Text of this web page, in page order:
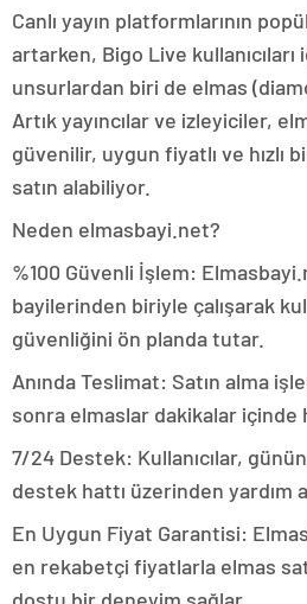
Canlı yayın platformlarının
artarken, Bigo Live
unsurlardan biri de elmas
Artık yayıncılar ve izleyiciler,
güvenilir, uygun fiyatlı ve hızlı
satın alabiliyor.
Neden elmasbayi.net?
%100 Güvenli İşlem:
bayilerinden biriyle çalışarak
güvenliğini ön planda tutar.
Anında Teslimat: Satın alma
sonra elmaslar dakikalar içinde
7/24 Destek: Kullanıcılar,
destek hattı üzerinden yardım
En Uygun Fiyat Garantisi:
en rekabetçi fiyatlarla elmas